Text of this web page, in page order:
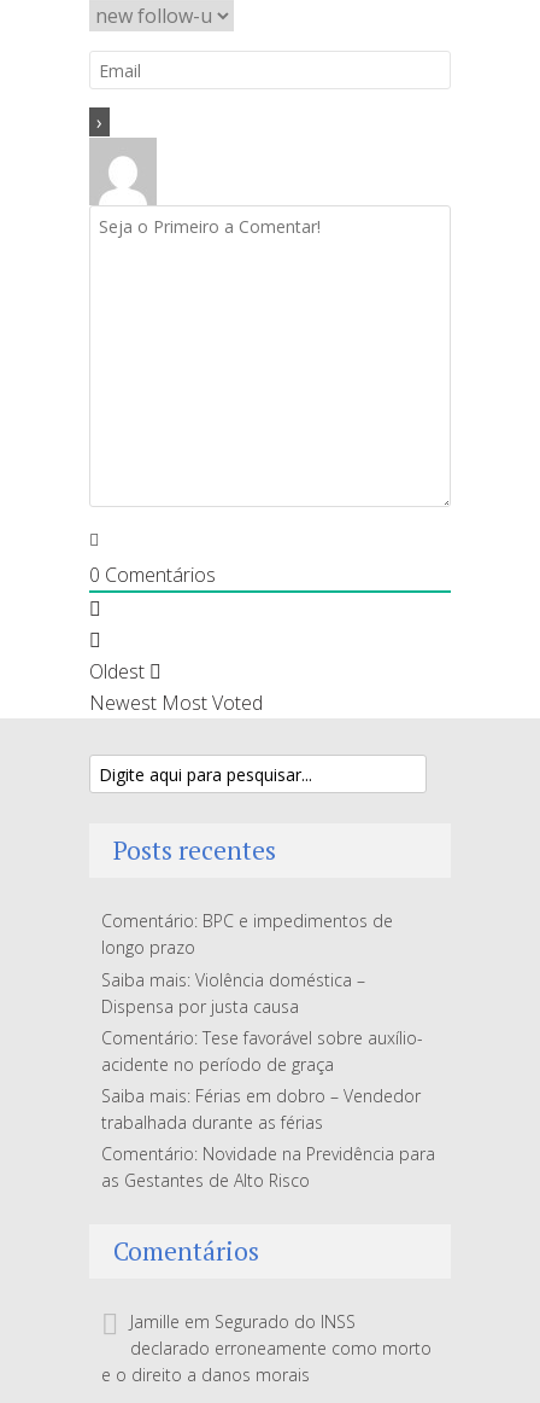
0 Comentários
Oldest
Newest Most Voted
Posts recentes
Comentário: BPC e impedimentos de
longo prazo
Saiba mais: Violência doméstica –
Dispensa por justa causa
Comentário: Tese favorável sobre auxílio-
acidente no período de graça
Saiba mais: Férias em dobro – Vendedor
trabalhada durante as férias
Comentário: Novidade na Previdência para
as Gestantes de Alto Risco
Comentários
Jamille em Segurado do INSS
declarado erroneamente como morto
e o direito a danos morais